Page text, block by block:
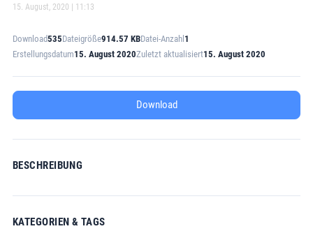
15. August, 2020 | 11:13
Download535Dateigröße914.57 KBDatei-Anzahl1
Erstellungsdatum15. August 2020Zuletzt aktualisiert15. August 2020
Download
BESCHREIBUNG
KATEGORIEN & TAGS